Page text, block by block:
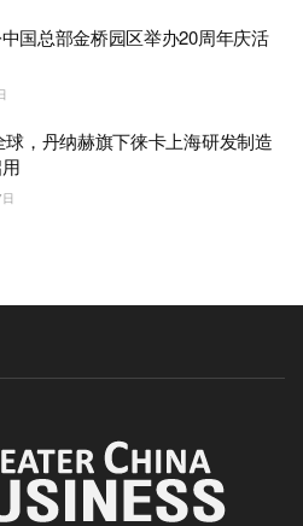
国总部金桥园区举办20周年庆活
球，丹纳赫旗下徕卡上海研发制造